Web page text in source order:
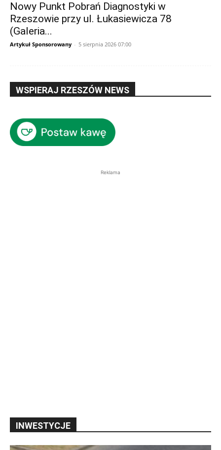
Nowy Punkt Pobrań Diagnostyki w
Rzeszowie przy ul. Łukasiewicza 78
(Galeria...
Artykuł Sponsorowany - 5 sierpnia 2026 07:00
WSPIERAJ RZESZÓW NEWS
Reklama
INWESTYCJE